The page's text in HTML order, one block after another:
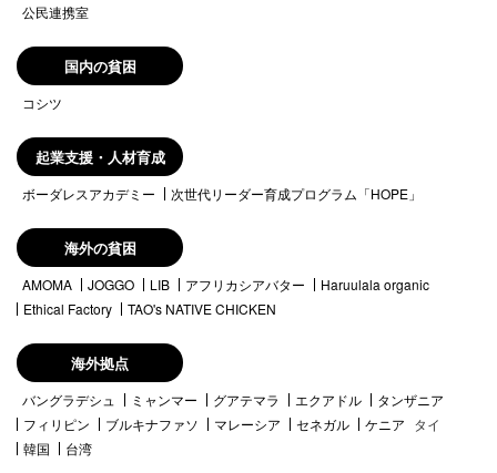
公民連携室
国内の貧困
コシツ
起業支援・人材育成
ボーダレスアカデミー 次世代リーダー育成プログラム「HOPE」
海外の貧困
AMOMA JOGGO LIB アフリカシアバター
Haruulala organic
Ethical Factory
TAO's NATIVE CHICKEN
海外拠点
バングラデシュ ミャンマー グアテマラ エクアドル
タンザニア
フィリピン
ブルキナファソ マレーシア セネガル ケニア タイ
韓国
台湾